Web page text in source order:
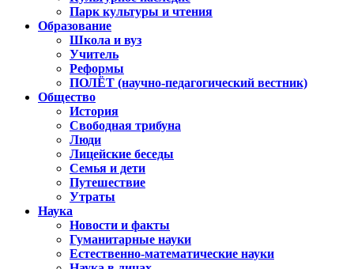
Парк культуры и чтения
Образование
Школа и вуз
Учитель
Реформы
ПОЛЁТ (научно-педагогический вестник)
Общество
История
Свободная трибуна
Люди
Лицейские беседы
Семья и дети
Путешествие
Утраты
Наука
Новости и факты
Гуманитарные науки
Естественно-математические науки